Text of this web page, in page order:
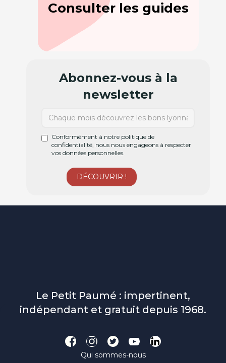
Consulter les guides
Abonnez-vous à la
newsletter
Conformément à notre politique de
confidentialité, nous nous engageons à respecter
vos données personnelles.
Le Petit Paumé : impertinent,
indépendant et gratuit depuis 1968.
Qui sommes-nous